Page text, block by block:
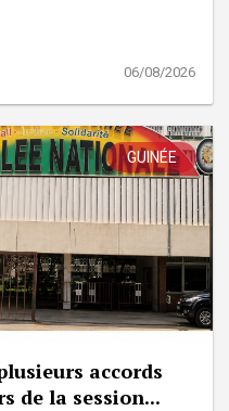
06/08/2026
GUINÉE
accords
de la session...